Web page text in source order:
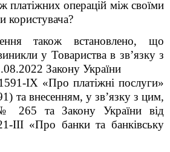
платіжних операцій між своїми
користувача?
також встановлено, що
у Товариства в зв’язку з
Закону України
ІХ «Про платіжні послуги»
та внесенням, у зв’язку з цим,
265 та Закону України від
«Про банки та банківську